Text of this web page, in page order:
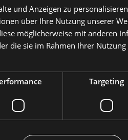
XR Sohlentechnologie, XP
MPU-REBOUND-SYSTEM,
Wetterbedingungen und
von ATLAS®
und Anzeigen zu
über Ihre Nutzung unserer
möglicherweise mit anderen
die sie im Rahmen Ihrer
Targeting